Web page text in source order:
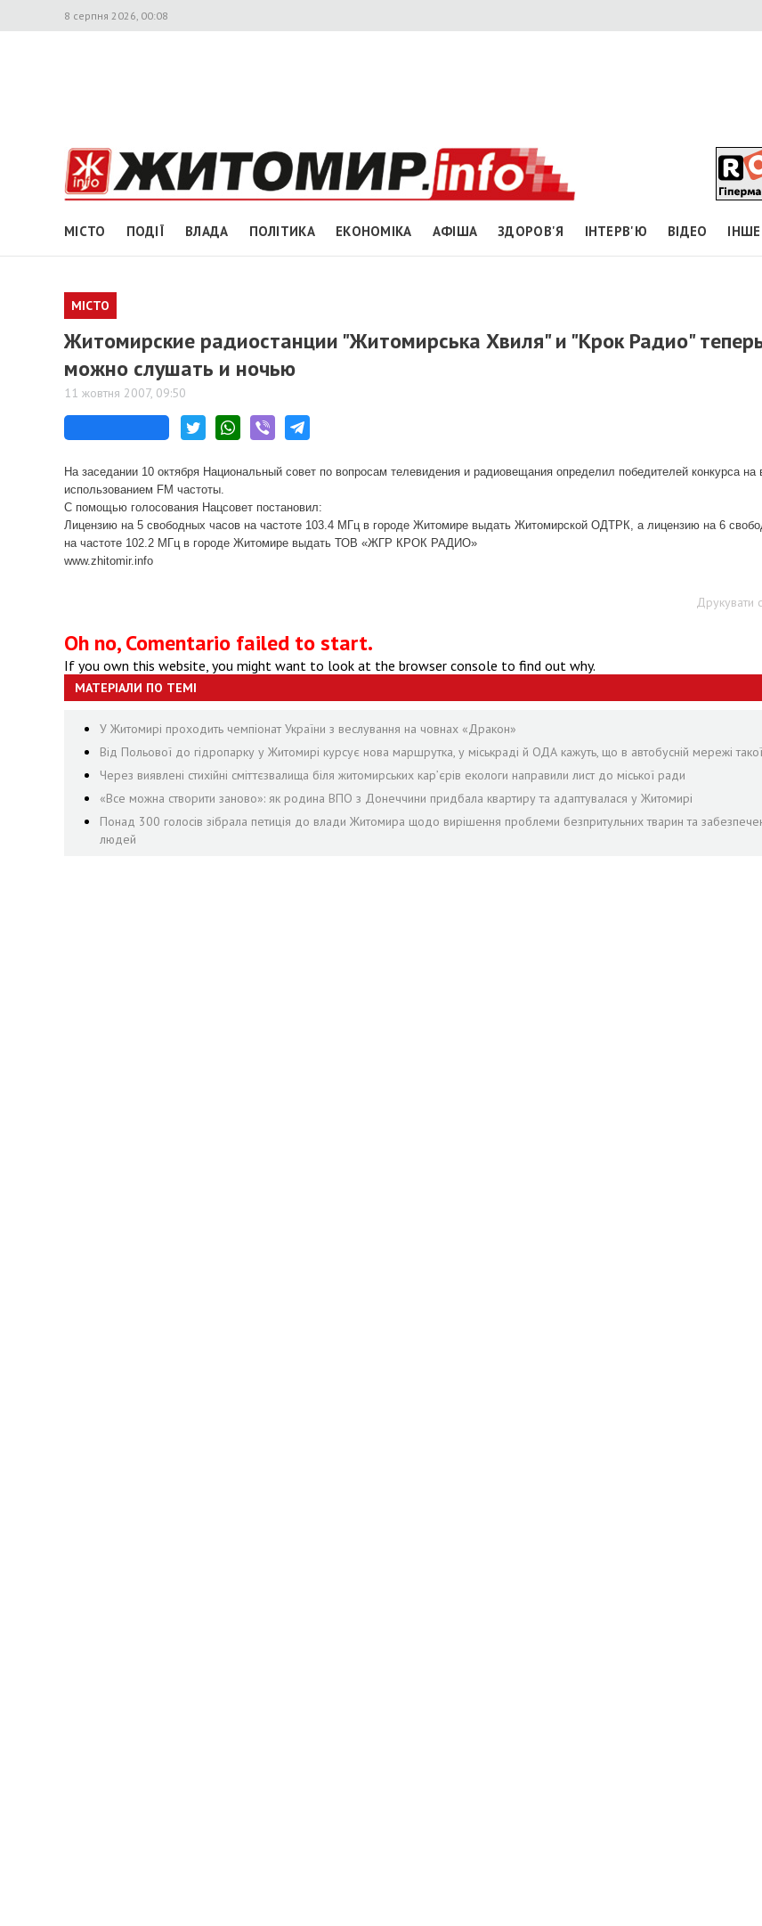
8 серпня 2026, 00:08
МІСТО ПОДІЇ ВЛАДА ПОЛІТИКА ЕКОНОМІКА АФІША ЗДОРОВ'Я ІНТЕРВ'Ю ВІДЕО ІНШЕ
МІСТО
Житомирские радиостанции "Житомирська Хвиля" и "Крок Радио"
можно слушать и ночью
11 жовтня 2007, 09:50
На заседании 10 октября Национальный совет по вопросам телевидения и радиовещания определил победителей конкурса на
использованием FM частоты.
С помощью голосования Нацсовет постановил:
Лицензию на 5 свободных часов на частоте 103.4 МГц в городе Житомире выдать Житомирской ОДТРК, а лицензию на 6
на частоте 102.2 МГц в городе Житомире выдать ТОВ «ЖГР КРОК РАДИО»
www.zhitomir.info
Друкувати
Oh no, Comentario failed to start.
If you own this website, you might want to look at the browser console to find out why.
МАТЕРІАЛИ ПО ТЕМІ
У Житомирі проходить чемпіонат України з веслування на човнах «Дракон»
Від Польової до гідропарку у Житомирі курсує нова маршрутка, у міськраді й ОДА кажуть, що в автобусній мережі
Через виявлені стихійні сміттєзвалища біля житомирських кар’єрів екологи направили лист до міської ради
«Все можна створити заново»: як родина ВПО з Донеччини придбала квартиру та адаптувалася у Житомирі
Понад 300 голосів зібрала петиція до влади Житомира щодо вирішення проблеми безпритульних тварин та
людей